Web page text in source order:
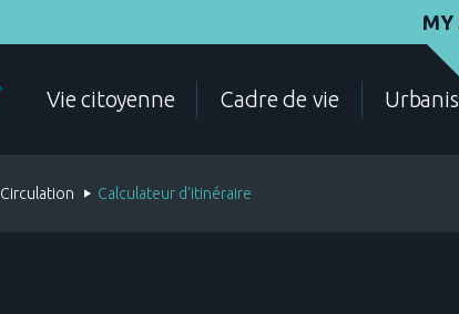
MY
Vie citoyenne Cadre de vie
Circulation Calculateur d'itinéraire